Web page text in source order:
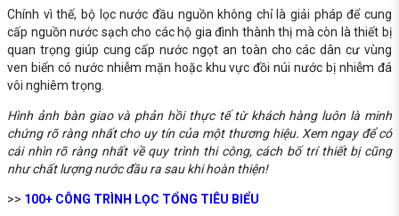
Chính vì thế, bộ lọc nước đầu nguồn không chỉ là giải pháp để cung
cấp nguồn nước sạch cho các hộ gia đình thành thị mà còn là thiết bị
quan trọng giúp cung cấp nước ngọt an toàn cho các dân cư vùng
ven biển có nước nhiễm mặn hoặc khu vực đồi núi nước bị nhiễm đá
vôi nghiêm trọng.
Hình ảnh bàn giao và phản hồi thực tế từ khách hàng luôn là minh
chứng rõ ràng nhất cho uy tín của một thương hiệu. Xem ngay để có
cái nhìn rõ ràng nhất về quy trình thi công, cách bố trí thiết bị cũng
như chất lượng nước đầu ra sau khi hoàn thiện!
>> 100+ CÔNG TRÌNH LỌC TỔNG TIÊU BIỂU